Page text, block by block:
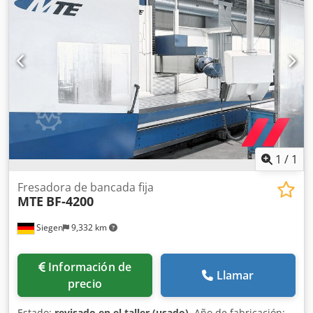
X/Y/Z: 400 m/min Superficie de montaje de la mesa (largo x
ancho): 4200 x 1000 mm Cambio de herramientas: 40
Carga máxima de la mesa: 13.000 kg Portaherramientas:
SK 50 Peso: 20 t Número de ranuras en T: 7 unidades
Ancho de las ranuras en T: 22 mm Distancia entre las
ranuras: 140 mm Chjdpfx Ajzc D Amsidja Información
adicional: - Volante Heidenhain HR410 - Escáner 3D,
infrarrojo - El husillo de bolas de los ejes Z e Y funciona
con un sistema de sujeción y apoyo sobre rodamientos
combinados radiales/axiales y rodamientos radiales, con
una rigidez de 250 N/m². La máquina puede ser
1 / 1
Siegen 9,332 km
Fresadora de bancada fija
MTE BF-4200
Información de
precio
Llamar